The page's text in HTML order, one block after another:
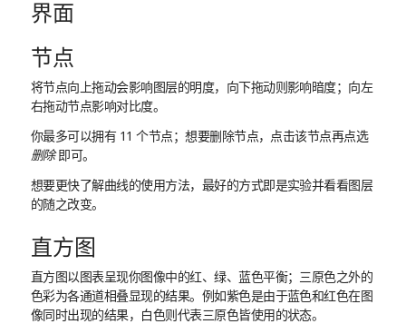
界面
节点
将节点向上拖动会影响图层的明度，向下拖动则影响暗度；向左
右拖动节点影响对比度。
你最多可以拥有 11 个节点；想要删除节点，点击该节点再点选
删除即可。
想要更快了解曲线的使用方法，最好的方式即是实验并看看图层
的随之改变。
直方图
直方图以图表呈现你图像中的红、绿、蓝色平衡；三原色之外的
色彩为各通道相叠显现的结果。例如紫色是由于蓝色和红色在图
像同时出现的结果，白色则代表三原色皆使用的状态。